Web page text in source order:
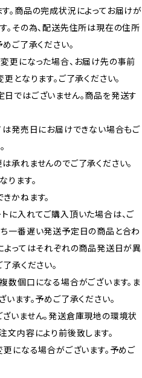
。商品の完成状況によってお届けが
。その為、配送先住所は現在の住所
ご了承ください。
更になった場合、お届け先の事前
となります。ご了承ください。
ではございません。商品を発送す
発売日にお届けできない場合もご
れませんのでご了承ください。
ます。
かねます。
に入れてご購入頂いた場合は、ご
一番遅い発送予定日の商品と合わ
よってはそれぞれの商品発送日が異
承ください。
個口になる場合がございます。ま
ます。予めご了承ください。
いません。発送倉庫現地の環境状
文内容により前後致します。
になる場合がございます。予めご